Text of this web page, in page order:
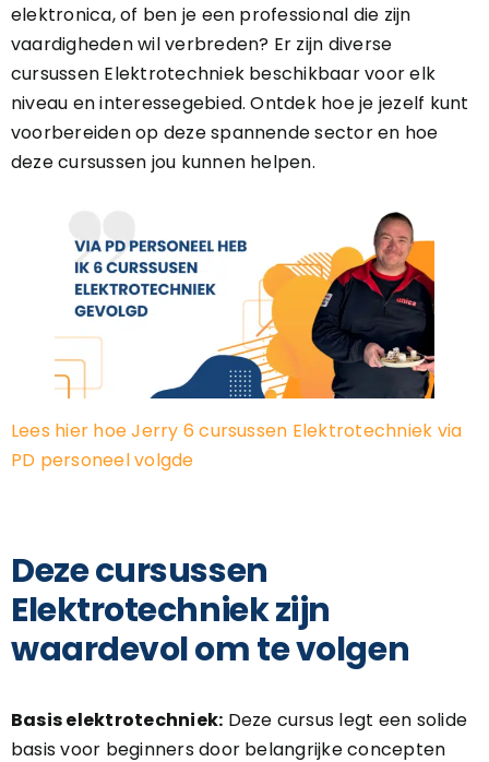
elektronica, of ben je een professional die zijn
vaardigheden wil verbreden? Er zijn diverse
cursussen Elektrotechniek beschikbaar voor elk
niveau en interessegebied. Ontdek hoe je jezelf kunt
voorbereiden op deze spannende sector en hoe
deze cursussen jou kunnen helpen.
Lees hier hoe Jerry 6 cursussen Elektrotechniek via
PD personeel volgde
Deze cursussen
Elektrotechniek zijn
waardevol om te volgen
Basis elektrotechniek: Deze cursus legt een solide
basis voor beginners door belangrijke concepten